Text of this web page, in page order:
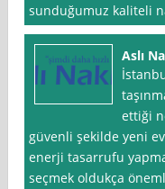
sunduğumuz kaliteli
Aslı
ettiği
güvenli şekilde yeni
enerji tasarrufu
seçmek oldukça